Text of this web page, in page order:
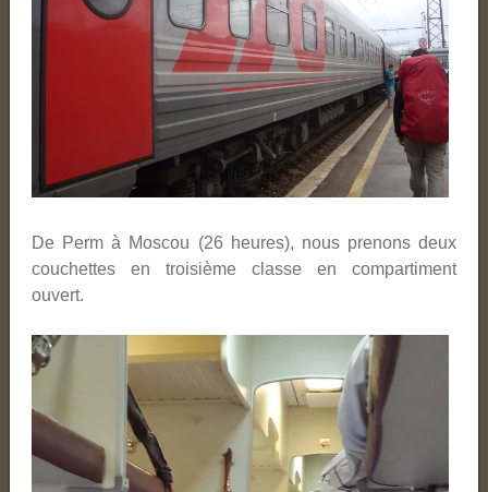
De Perm à Moscou (26 heures), nous prenons deux
couchettes en troisième classe en compartiment
ouvert.